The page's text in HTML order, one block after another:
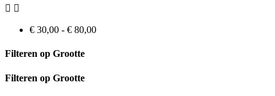
 
€ 30,00 - € 80,00
Filteren op Grootte
Filteren op Grootte